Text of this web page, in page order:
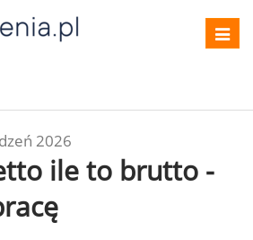
2026
ile to brutto -